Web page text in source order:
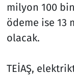
milyon 100
ödeme ise 13
olacak.
TEİAŞ,